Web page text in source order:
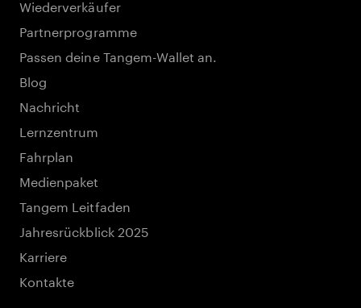
Wiederverkäufer
Partnerprogramme
Passen deine Tangem-Wallet an.
Blog
Nachricht
Lernzentrum
Fahrplan
Medienpaket
Tangem Leitfaden
Jahresrückblick 2025
Karriere
Kontakte